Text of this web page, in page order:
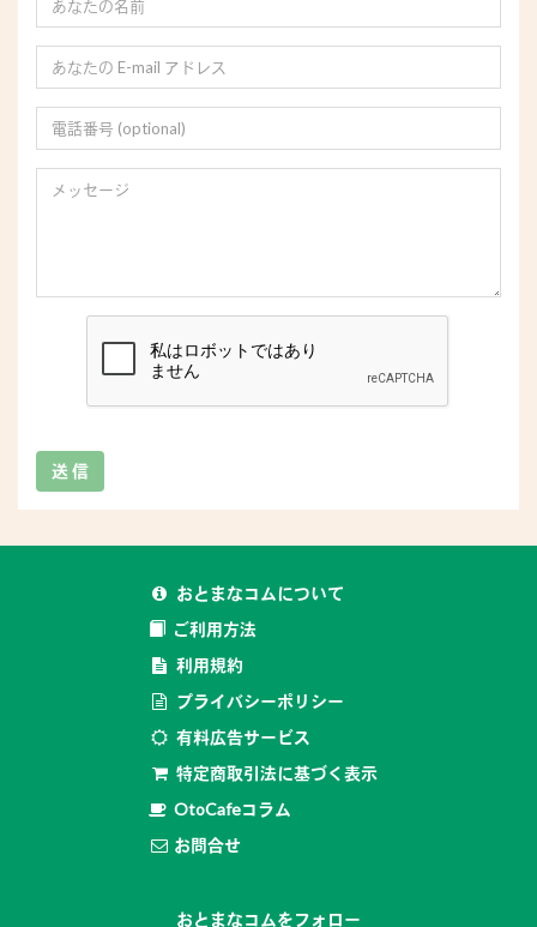
送 信
おとまなコムについて
ご利用方法
利用規約
プライバシーポリシー
有料広告サービス
特定商取引法に基づく表示
OtoCafeコラム
お問合せ
おとまなコムをフォロー